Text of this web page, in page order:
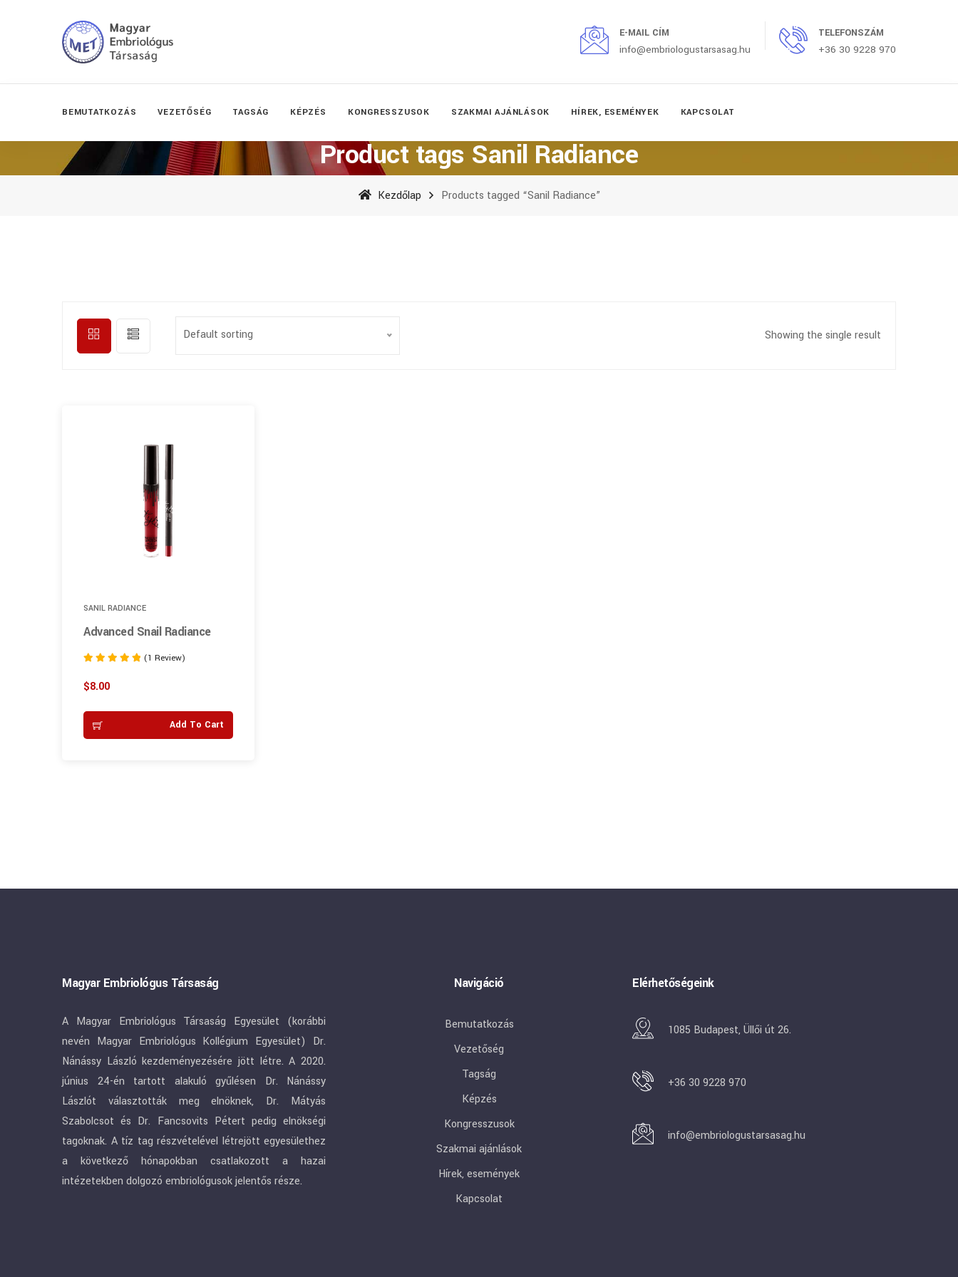
E-MAIL CÍM
info@embriologustarsasag.hu
TELEFONSZÁM
+36 30 9228 970
BEMUTATKOZÁS VEZETŐSÉG TAGSÁG KÉPZÉS KONGRESSZUSOK SZAKMAI AJÁNLÁSOK HÍREK, ESEMÉNYEK KAPCSOLAT
Product tags Sanil Radiance
Kezdőlap Products tagged “Sanil Radiance”
Default sorting Showing the single result
SANIL RADIANCE
Advanced Snail Radiance
5.00
out of 5
(1 Review)
$8.00
Add To Cart
Magyar Embriológus Társaság
A Magyar Embriológus Társaság Egyesület (korábbi
nevén Magyar Embriológus Kollégium Egyesület) Dr.
Nánássy László kezdeményezésére jött létre. A 2020.
június 24-én tartott alakuló gyűlésen Dr. Nánássy
Lászlót választották meg elnöknek, Dr. Mátyás
Szabolcsot és Dr. Fancsovits Pétert pedig elnökségi
tagoknak. A tíz tag részvételével létrejött egyesülethez
a következő hónapokban csatlakozott a hazai
intézetekben dolgozó embriológusok jelentős része.
Navigáció
Bemutatkozás
Vezetőség
Tagság
Képzés
Kongresszusok
Szakmai ajánlások
Hírek, események
Kapcsolat
Elérhetőségeink
1085 Budapest, Üllői út 26.
+36 30 9228 970
info@embriologustarsasag.hu